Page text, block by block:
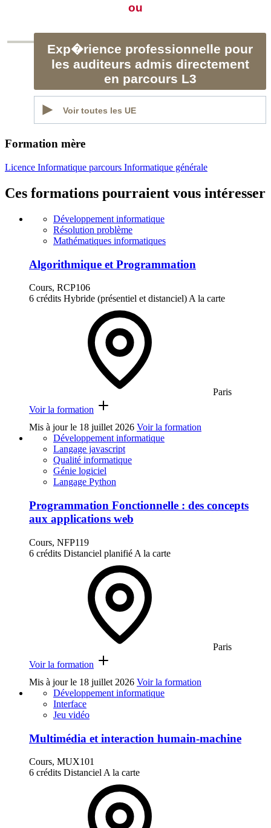
ou
Exp�rience professionnelle pour
les auditeurs admis directement
en parcours L3
Voir toutes les UE
Formation mère
Licence Informatique parcours Informatique générale
Ces formations pourraient vous intéresser
Développement informatique
Résolution problème
Mathématiques informatiques
Algorithmique et Programmation
Cours, RCP106
6 crédits Hybride (présentiel et distanciel) A la carte
Paris
Voir la formation
Mis à jour le 18 juillet 2026 Voir la formation
Développement informatique
Langage javascript
Qualité informatique
Génie logiciel
Langage Python
Programmation Fonctionnelle : des concepts
aux applications web
Cours, NFP119
6 crédits Distanciel planifié A la carte
Paris
Voir la formation
Mis à jour le 18 juillet 2026 Voir la formation
Développement informatique
Interface
Jeu vidéo
Multimédia et interaction humain-machine
Cours, MUX101
6 crédits Distanciel A la carte